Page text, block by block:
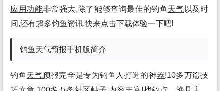
应用功能非常强大,除了能够查询最佳的钓鱼 天气 以及时
间,还有超多钓鱼资讯,快来点击下载体验一下吧!
钓鱼 天气预报手机版简介
钓鱼 天气预报完全是专为钓鱼人打造的神器!10多万篇技